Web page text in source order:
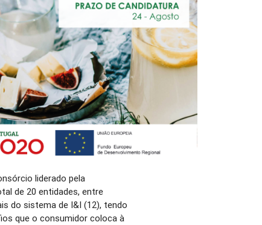
liderado pela
de 20 entidades, entre
do sistema de I&I (12), tendo
que o consumidor coloca à